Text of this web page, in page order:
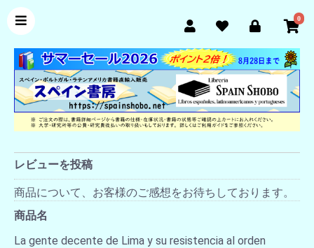
0
レビューを投稿
商品について、お客様のご感想をお待ちしております。
商品名
La gente decente de Lima y su resistencia al orden